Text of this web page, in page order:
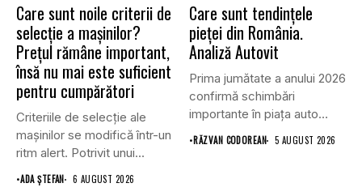
Care sunt noile criterii de
selecție a mașinilor?
Prețul rămâne important,
însă nu mai este suficient
pentru cumpărători
Criteriile de selecție ale
mașinilor se modifică într-un
ritm alert. Potrivit unui...
•ADA ȘTEFAN 6 AUGUST 2026
Care sunt tendințele
pieței din România.
Analiză Autovit
Prima jumătate a anului 2026
confirmă schimbări
importante în piața auto
din...
•RĂZVAN CODOREAN 5 AUGUST 2026